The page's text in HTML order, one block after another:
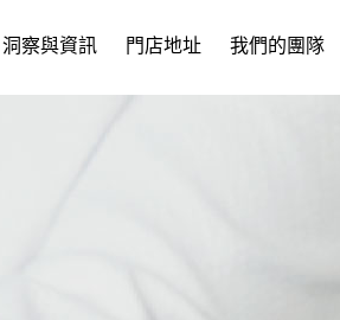
洞察與資訊 門店地址 我們的團隊